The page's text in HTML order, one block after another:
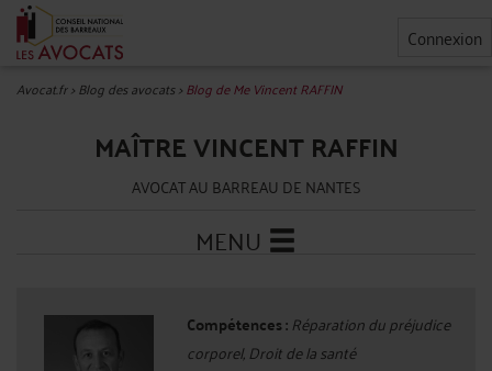
Connexion
Avocat.fr>Blog des avocats>Blog de Me Vincent RAFFIN
MAÎTRE VINCENT RAFFIN
AVOCAT AU BARREAU DE NANTES
MENU
Compétences : Réparation du préjudice
corporel, Droit de la santé